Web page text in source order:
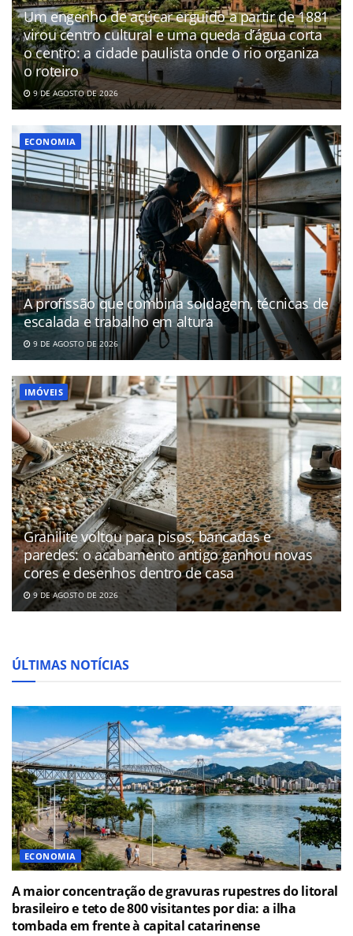
Um engenho de açúcar erguido a partir de 1881
virou centro cultural e uma queda d’água corta
o centro: a cidade paulista onde o rio organiza
o roteiro
9 DE AGOSTO DE 2026
ECONOMIA
A profissão que combina soldagem, técnicas de
escalada e trabalho em altura
9 DE AGOSTO DE 2026
IMÓVEIS
Granilite voltou para pisos, bancadas e
paredes: o acabamento antigo ganhou novas
cores e desenhos dentro de casa
9 DE AGOSTO DE 2026
ÚLTIMAS NOTÍCIAS
ECONOMIA
A maior concentração de gravuras rupestres do litoral
brasileiro e teto de 800 visitantes por dia: a ilha
tombada em frente à capital catarinense